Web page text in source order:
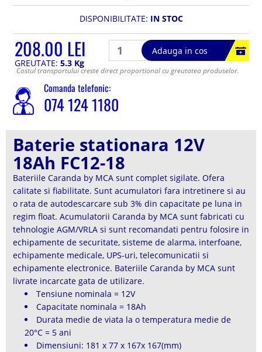
DISPONIBILITATE: IN STOC
208.00 LEI
Adauga in cos
GREUTATE: 5.3 Kg
Costul transportului creste direct proportional cu greutatea produselor.
Comanda telefonic:
074 124 1180
Baterie stationara 12V
18Ah FC12-18
Bateriile Caranda by MCA sunt complet sigilate. Ofera
calitate si fiabilitate. Sunt acumulatori fara intretinere si au
o rata de autodescarcare sub 3% din capacitate pe luna in
regim float. Acumulatorii Caranda by MCA sunt fabricati cu
tehnologie AGM/VRLA si sunt recomandati pentru folosire in
echipamente de securitate, sisteme de alarma, interfoane,
echipamente medicale, UPS-uri, telecomunicatii si
echipamente electronice. Bateriile Caranda by MCA sunt
livrate incarcate gata de utilizare.
Tensiune nominala = 12V
Capacitate nominala = 18Ah
Durata medie de viata la o temperatura medie de
20°C = 5 ani
Dimensiuni: 181 x 77 x 167x 167(mm)